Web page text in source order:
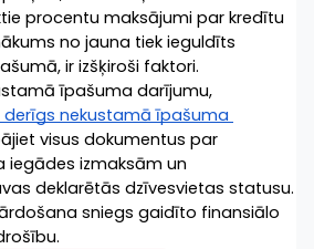
procentu maksājumi par kredītu
no jauna tiek ieguldīts
ir izšķiroši faktori.
īpašuma darījumu,
derīgs nekustamā īpašuma
visus dokumentus par
izmaksām un
deklarētās dzīvesvietas statusu.
sniegs gaidīto finansiālo